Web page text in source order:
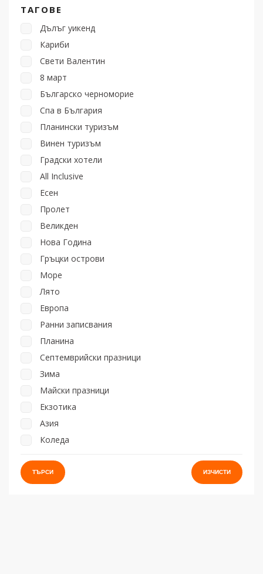
ТАГОВЕ
Дълъг уикенд
Кариби
Свети Валентин
8 март
Българско черноморие
Спа в България
Планински туризъм
Винен туризъм
Градски хотели
All Inclusive
Есен
Пролет
Великден
Нова Година
Гръцки острови
Море
Лято
Европа
Ранни записвания
Планина
Септемврийски празници
Зима
Майски празници
Екзотика
Азия
Коледа